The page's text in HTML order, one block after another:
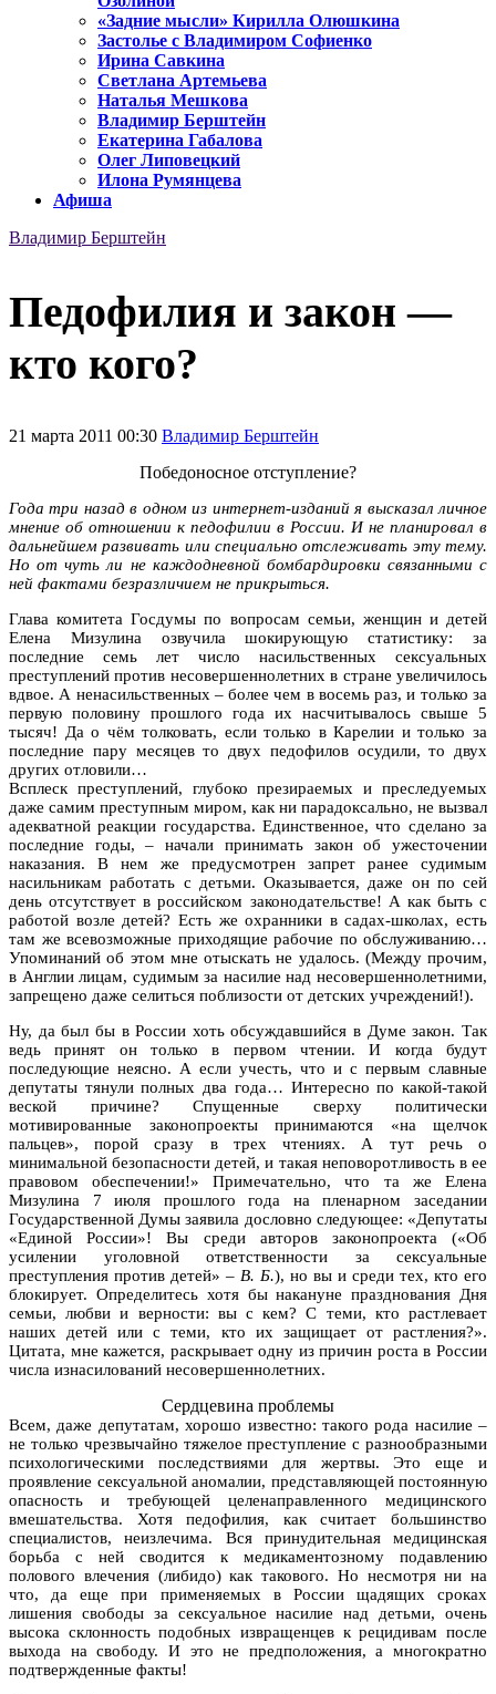
«Задние мысли» Кирилла Олюшкина
Застолье с Владимиром Софиенко
Ирина Савкина
Светлана Артемьева
Наталья Мешкова
Владимир Берштейн
Екатерина Габалова
Олег Липовецкий
Илона Румянцева
Афиша
Владимир Берштейн
Педофилия и закон —
кто кого?
21 марта 2011 00:30 Владимир Берштейн
Победоносное отступление?
Года три назад в одном из интернет-изданий я высказал личное
мнение об отношении к педофилии в России. И не планировал в
дальнейшем развивать или специально отслеживать эту тему.
Но от чуть ли не каждодневной бомбардировки связанными с
ней фактами безразличием не прикрыться.
Глава комитета Госдумы по вопросам семьи, женщин и детей
Елена Мизулина озвучила шокирующую статистику: за
последние семь лет число насильственных сексуальных
преступлений против несовершеннолетних в стране увеличилось
вдвое. А ненасильственных – более чем в восемь раз, и только за
первую половину прошлого года их насчитывалось свыше 5
тысяч! Да о чём толковать, если только в Карелии и только за
последние пару месяцев то двух педофилов осудили, то двух
других отловили…
Всплеск преступлений, глубоко презираемых и преследуемых
даже самим преступным миром, как ни парадоксально, не вызвал
адекватной реакции государства. Единственное, что сделано за
последние годы, – начали принимать закон об ужесточении
наказания. В нем же предусмотрен запрет ранее судимым
насильникам работать с детьми. Оказывается, даже он по сей
день отсутствует в российском законодательстве! А как быть с
работой возле детей? Есть же охранники в садах-школах, есть
там же всевозможные приходящие рабочие по обслуживанию…
Упоминаний об этом мне отыскать не удалось. (Между прочим,
в Англии лицам, судимым за насилие над несовершеннолетними,
запрещено даже селиться поблизости от детских учреждений!).
Ну, да был бы в России хоть обсуждавшийся в Думе закон. Так
ведь принят он только в первом чтении. И когда будут
последующие неясно. А если учесть, что и с первым славные
депутаты тянули полных два года… Интересно по какой-такой
веской причине? Спущенные сверху политически
мотивированные законопроекты принимаются «на щелчок
пальцев», порой сразу в трех чтениях. А тут речь о
минимальной безопасности детей, и такая неповоротливость в ее
правовом обеспечении!» Примечательно, что та же Елена
Мизулина 7 июля прошлого года на пленарном заседании
Государственной Думы заявила дословно следующее: «Депутаты
«Единой России»! Вы среди авторов законопроекта («Об
усилении уголовной ответственности за сексуальные
преступления против детей» – В. Б.), но вы и среди тех, кто его
блокирует. Определитесь хотя бы накануне празднования Дня
семьи, любви и верности: вы с кем? С теми, кто растлевает
наших детей или с теми, кто их защищает от растления?».
Цитата, мне кажется, раскрывает одну из причин роста в России
числа изнасилований несовершеннолетних.
Сердцевина проблемы
Всем, даже депутатам, хорошо известно: такого рода насилие –
не только чрезвычайно тяжелое преступление с разнообразными
психологическими последствиями для жертвы. Это еще и
проявление сексуальной аномалии, представляющей постоянную
опасность и требующей целенаправленного медицинского
вмешательства. Хотя педофилия, как считает большинство
специалистов, неизлечима. Вся принудительная медицинская
борьба с ней сводится к медикаментозному подавлению
полового влечения (либидо) как такового. Но несмотря ни на
что, да еще при применяемых в России щадящих сроках
лишения свободы за сексуальное насилие над детьми, очень
высока склонность подобных извращенцев к рецидивам после
выхода на свободу. И это не предположения, а многократно
подтвержденные факты!